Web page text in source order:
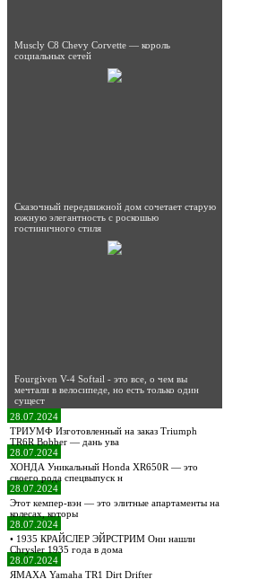
Muscly C8 Chevy Corvette — король
социальных сетей
Сказочный передвижной дом сочетает старую
южную элегантность с роскошью
гостиничного стиля
Fourgiven V-4 Softail - это все, о чем вы
мечтали в велосипеде, но есть только один
сущест
28.07.2024
ТРИУМФ Изготовленный на заказ Triumph
TR6R Bobber — дань ува
28.07.2024
ХОНДА Уникальный Honda XR650R — это
своего рода спецвыпуск н
28.07.2024
Этот кемпер-вэн — это элитные апартаменты на
колесах, которы
28.07.2024
• 1935 КРАЙСЛЕР ЭЙРСТРИМ Они нашли
Chrysler 1935 года в дома
28.07.2024
ЯМАХА Yamaha TR1 Dirt Drifter